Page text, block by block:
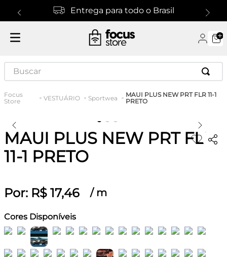
Entrega para todo o Brasil
Buscar
VESTUÁRIO Sportwea
MAUI PLUS NEW PRT FLR 11-1
PRETO
MAUI PLUS NEW PRT FLR
11-1 PRETO
Por: R$ 17,46 / m
Cores Disponíveis